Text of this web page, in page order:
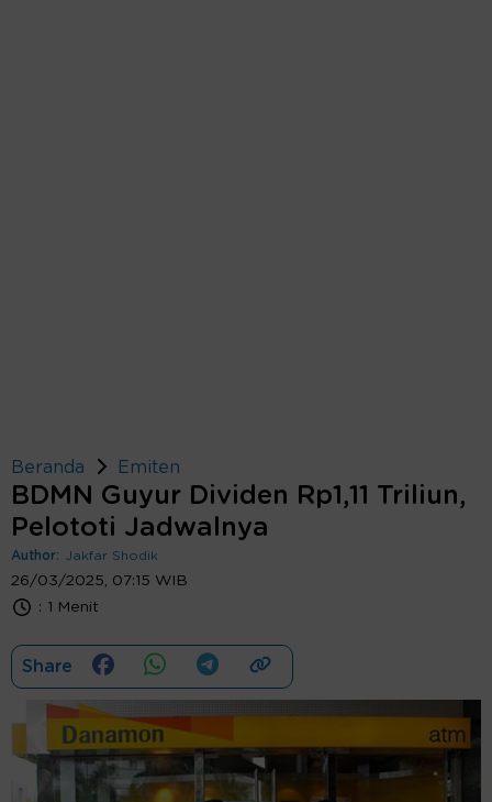
Beranda Emiten
BDMN Guyur Dividen Rp1,11 Triliun,
Pelototi Jadwalnya
Author: Jakfar Shodik
26/03/2025, 07:15 WIB
: 1 Menit
Share